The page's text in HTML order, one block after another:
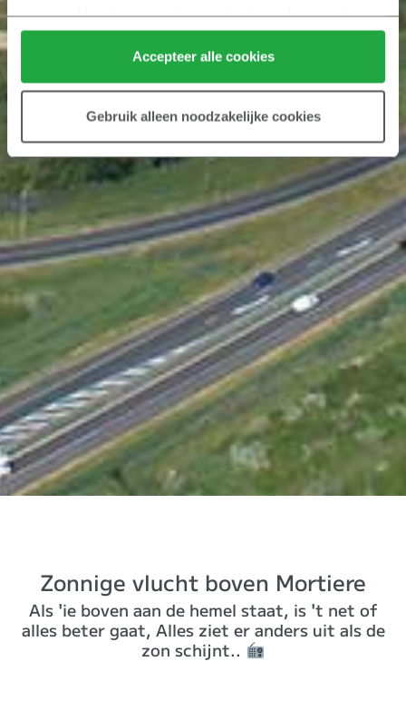
verzameld op basis van jouw gebruik van hun services.
Klik hier voor meer informatie over ons cookiebeleid.
Accepteer alle cookies
Gebruik alleen noodzakelijke cookies
Zonnige vlucht boven Mortiere
Als 'ie boven aan de hemel staat, is 't net of
alles beter gaat, Alles ziet er anders uit als de
zon schijnt..